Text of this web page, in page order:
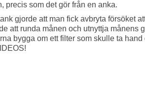
precis som det gör från en anka.
gjorde att man fick avbryta försöket
att runda månen och utnyttja månens
bygga om ett filter som skulle ta hand